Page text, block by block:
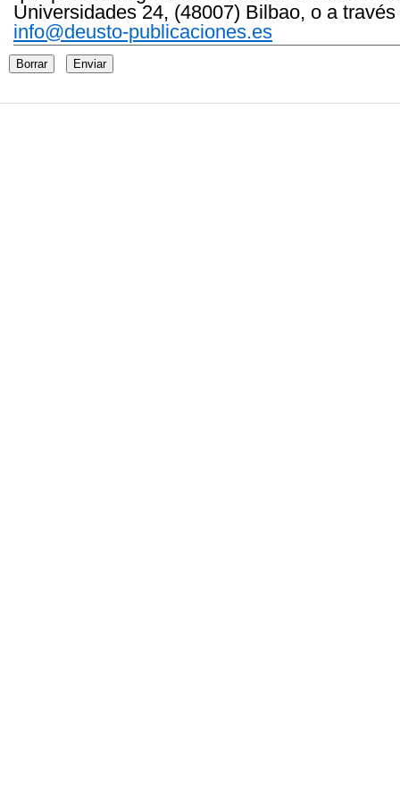
Universidades 24, (48007) Bilbao, o a
info@deusto-publicaciones.es
Borrar Enviar